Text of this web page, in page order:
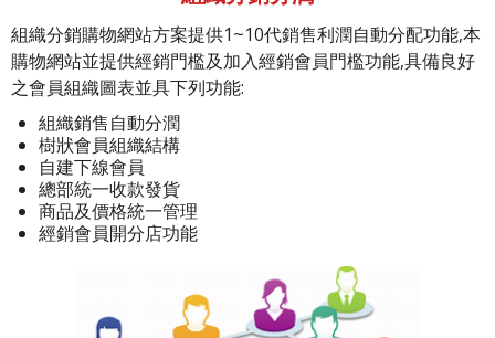
組織分銷購物網站方案提供1~10代銷售利潤自動分配功能,本
購物網站並提供經銷門檻及加入經銷會員門檻功能,具備良好
之會員組織圖表並具下列功能:
組織銷售自動分潤
樹狀會員組織結構
自建下線會員
總部統一收款發貨
商品及價格統一管理
經銷會員開分店功能